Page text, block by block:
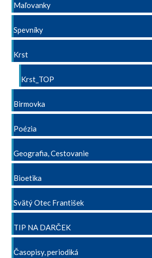
Maľovanky
Spevníky
Krst
Krst_TOP
Birmovka
Poézia
Geografia, Cestovanie
Bioetika
Svätý Otec František
TIP NA DARČEK
Časopisy, periodiká